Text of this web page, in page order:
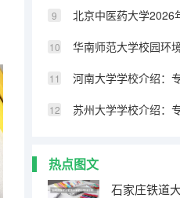
热点图文